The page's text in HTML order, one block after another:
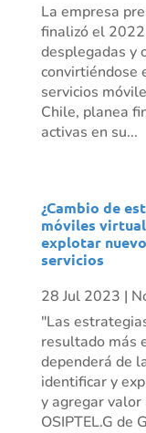
La empresa
finalizó el
desplegadas y
convirtiéndose
servicios
Chile, planea
activas en su...
¿Cambio de
móviles
explotar
servicios
28 Jul 2023 |
"Las
resultado más
dependerá de
identificar y
y agregar valor
OSIPTEL.G de